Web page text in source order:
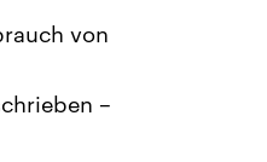
von
–